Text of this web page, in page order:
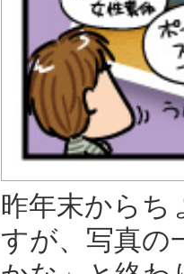
昨年末からち
すが、写真の